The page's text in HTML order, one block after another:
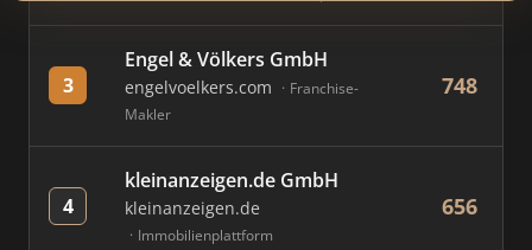
3
Engel & Völkers GmbH
engelvoelkers.com
Franchise-
Makler
748
4
kleinanzeigen.de GmbH
kleinanzeigen.de
Immobilienplattform
656